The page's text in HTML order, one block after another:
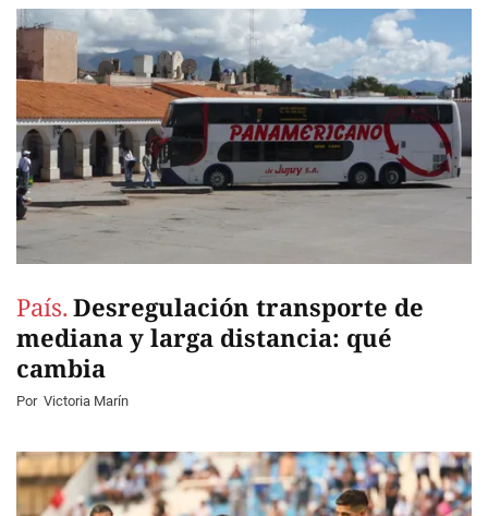
País. Desregulación transporte de
mediana y larga distancia: qué
cambia
Por Victoria Marín